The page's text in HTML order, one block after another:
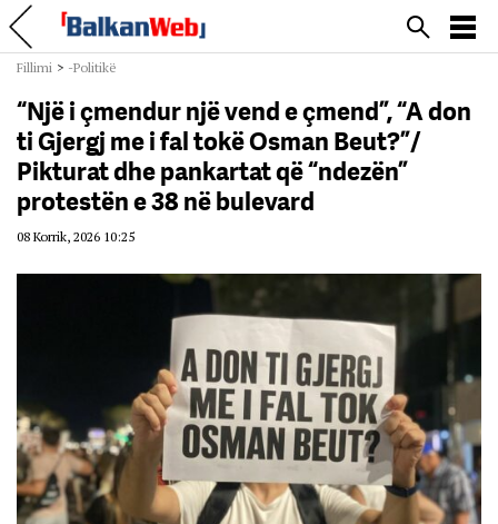
Fillimi > -Politikë
“Një i çmendur një vend e çmend”, “A don
ti Gjergj me i fal tokë Osman Beut?”/
Pikturat dhe pankartat që “ndezën”
protestën e 38 në bulevard
08 Korrik, 2026 10:25